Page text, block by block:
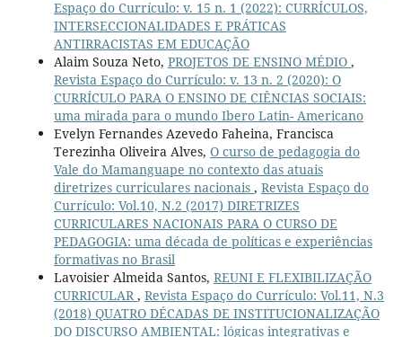
Espaço do Currículo: v. 15 n. 1 (2022): CURRÍCULOS,
INTERSECCIONALIDADES E PRÁTICAS
ANTIRRACISTAS EM EDUCAÇÃO
Alaim Souza Neto, PROJETOS DE ENSINO MÉDIO ,
Revista Espaço do Currículo: v. 13 n. 2 (2020): O
CURRÍCULO PARA O ENSINO DE CIÊNCIAS SOCIAIS:
uma mirada para o mundo Ibero Latin- Americano
Evelyn Fernandes Azevedo Faheina, Francisca
Terezinha Oliveira Alves, O curso de pedagogia do
Vale do Mamanguape no contexto das atuais
diretrizes curriculares nacionais , Revista Espaço do
Currículo: Vol.10, N.2 (2017) DIRETRIZES
CURRICULARES NACIONAIS PARA O CURSO DE
PEDAGOGIA: uma década de políticas e experiências
formativas no Brasil
Lavoisier Almeida Santos, REUNI E FLEXIBILIZAÇÃO
CURRICULAR , Revista Espaço do Currículo: Vol.11, N.3
(2018) QUATRO DÉCADAS DE INSTITUCIONALIZAÇÃO
DO DISCURSO AMBIENTAL: lógicas integrativas e